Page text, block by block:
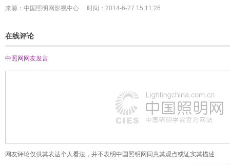
来源：中国照明网影视中心 时间：2014-6-27 15:11:26
在线评论
中照网网友发言
网友评论仅供其表达个人看法，并不表明中国照明网同意其观点或证实其描述